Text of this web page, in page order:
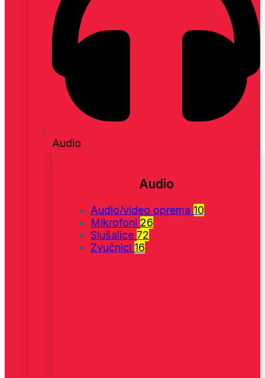
Audio
Audio
Audio/video oprema 10
Mikrofoni 26
Slušalice 72
Zvučnici 16